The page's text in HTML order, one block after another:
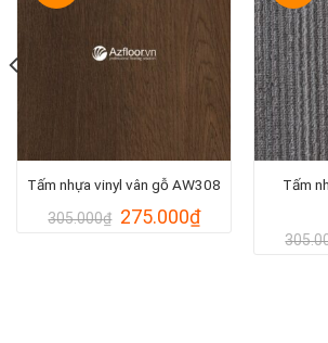
Tấm nhựa vinyl vân gỗ AW308
305.000₫ Giá
275.000₫Giá
Tấm